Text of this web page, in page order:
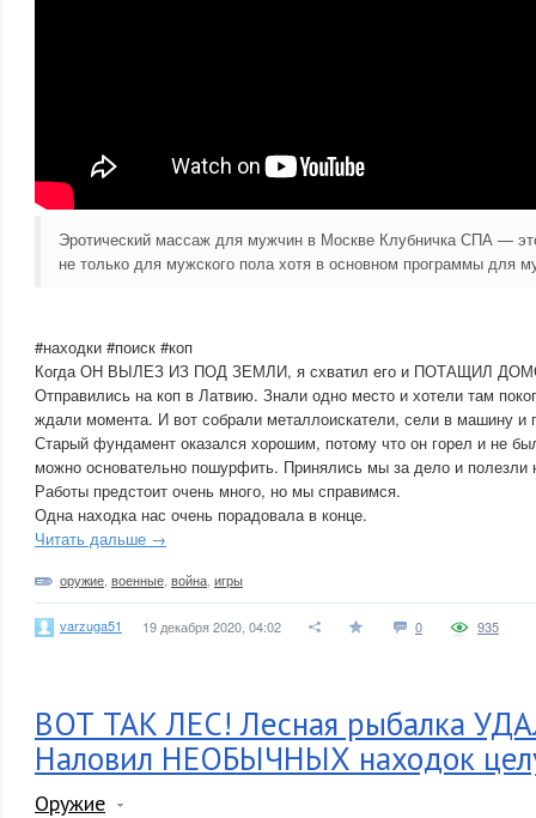
Эротический массаж для мужчин в Москве Клубничка СПА —
не только для мужского пола хотя в основном программы для
#находки #поиск #коп
Когда ОН ВЫЛЕЗ ИЗ ПОД ЗЕМЛИ, я схватил его и ПОТАЩИЛ
Отправились на коп в Латвию. Знали одно место и хотели там
ждали момента. И вот собрали металлоискатели, сели в машину и
Старый фундамент оказался хорошим, потому что он горел и не
можно основательно пошурфить. Принялись мы за дело и полезли
Работы предстоит очень много, но мы справимся.
Одна находка нас очень порадовала в конце.
Читать дальше →
оружие военные война игры
varzuga51 19 декабря 2020, 04:02 0 935
ВОТ ТАК ЛЕС! Лесная рыбалка
Наловил НЕОБЫЧНЫХ находок
Оружие